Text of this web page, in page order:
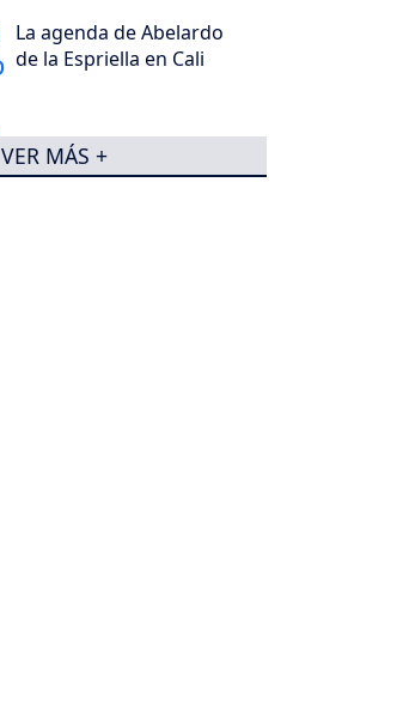
La agenda de Abelardo
de la Espriella en Cali
VER MÁS +